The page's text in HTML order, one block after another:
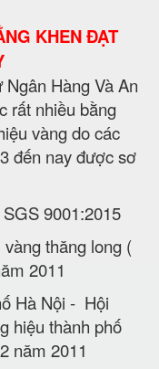
KHEN ĐẠT
Hàng Và An
rất nhiều bằng
vàng do các
đến nay được sơ
9001:2015
thăng long (
2011
Hà Nội - Hội
hiệu thành phố
năm 2011